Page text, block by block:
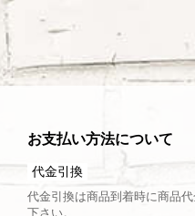
お支払い方法について
代金引換
代金引換は商品到着時に商品
下さい。